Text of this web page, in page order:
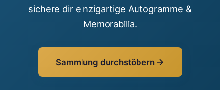
sichere dir einzigartige Autogramme &
Memorabilia.
Sammlung durchstöbern